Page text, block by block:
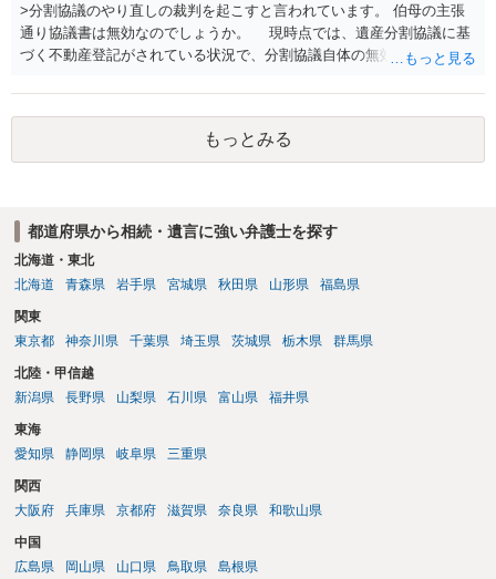
>分割協議のやり直しの裁判を起こすと言われています。 伯母の主張
通り協議書は無効なのでしょうか。 現時点では、遺産分割協議に基
づく不動産登記がされている状況で、分割協議自体の無効を裁判所が
方の訴訟の主張及び立証次第ですが、 ・御祖母様の認知能力に関する
医師の意見書、筆跡鑑定 が提出されればその効力が否定される可能性
はありますが、 ・伯母様自身が分割協議に加わっていること ・御祖母
様の意に反する遺産分割協議を行う実益が誰にあったかの立証が困難
言えると思います。
もっとみる
都道府県から相続・遺言に強い弁護士を探す
北海道・東北
北海道
青森県 岩手県 宮城県 秋田県 山形県 福島県
関東
東京都
神奈川県 千葉県 埼玉県 茨城県 栃木県 群馬県
北陸・甲信越
新潟県
長野県 山梨県 石川県 富山県 福井県
東海
愛知県
静岡県 岐阜県 三重県
関西
大阪府
兵庫県 京都府 滋賀県 奈良県 和歌山県
中国
広島県
岡山県 山口県 鳥取県 島根県